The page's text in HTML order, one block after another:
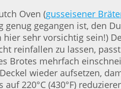
Oven (gusseisener
gegangen ist, den
sehr vorsichtig sein!)
reinfallen zu lassen,
Brotes mehrfach
wieder aufsetzen,
220°C (430°F)